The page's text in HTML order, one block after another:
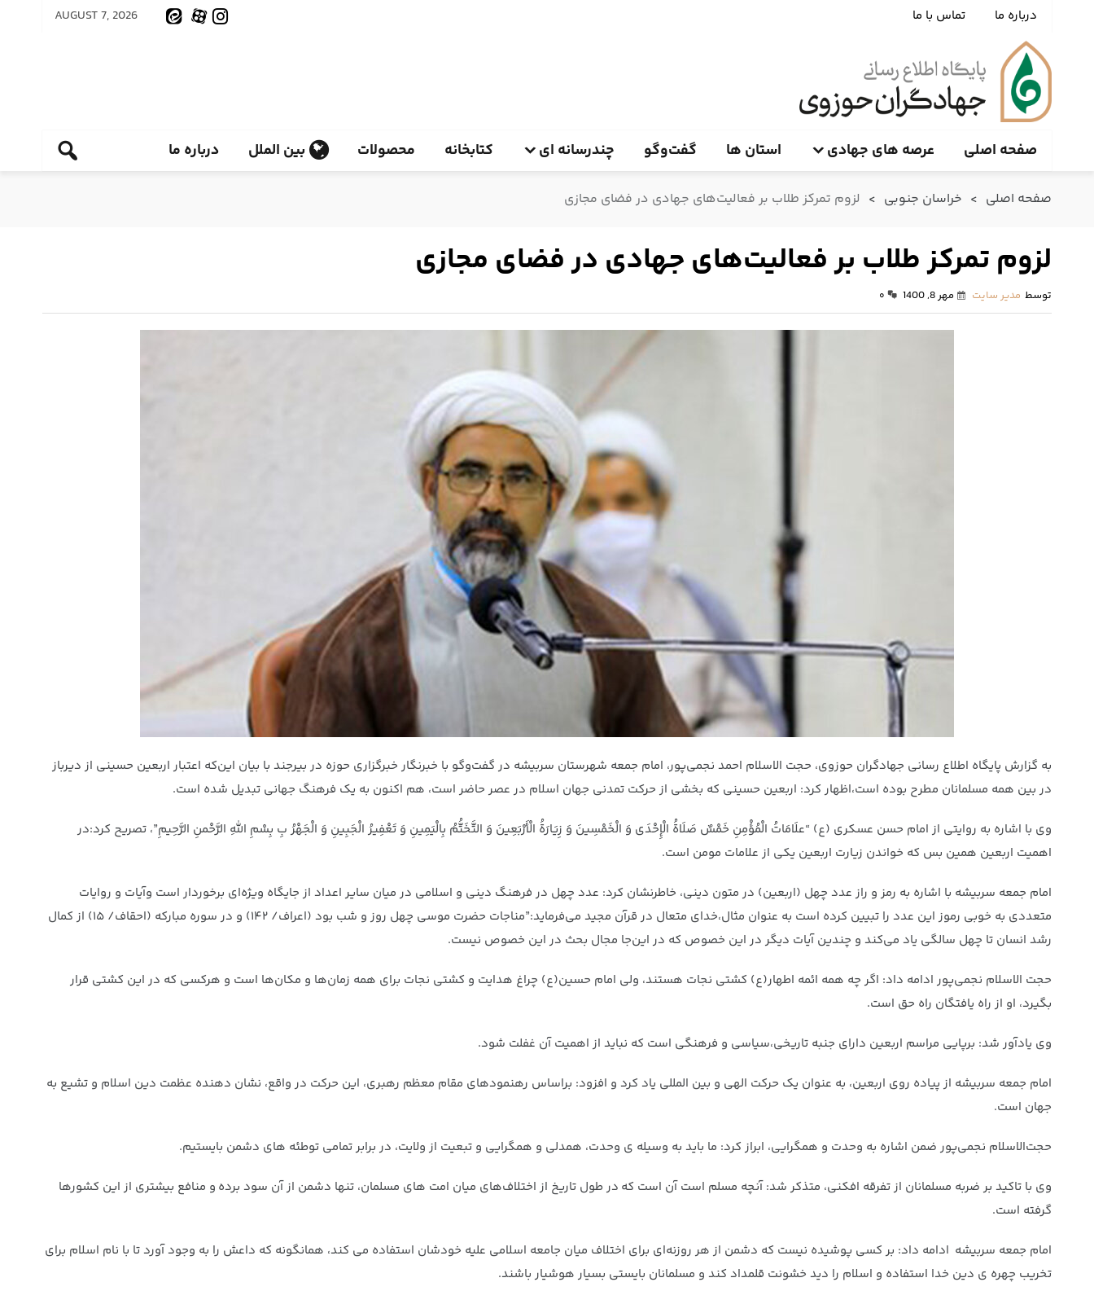
درباره ما تماس با ما AUGUST 7, 2026
صفحه اصلی عرصه های جهادی استان ها گفت‌وگو چندرسانه ای کتابخانه محصولات بین الملل درباره ما
صفحه اصلی > خراسان جنوبی > لزوم تمرکز طلاب بر فعالیت‌های جهادی در فضای مجازی
لزوم تمرکز طلاب بر فعالیت‌های جهادی در فضای مجازی
توسط مدیر سایت مهر 8, 1400 ۰
به گزارش پایگاه اطلاع رسانی جهادگران حوزوی، حجت الاسلام احمد نجمی‌پور، امام جمعه شهرستان سربیشه در گفت‌وگو با خبرنگار خبرگزاری حوزه در بیرجند با بیان این‌که اعتبار اربعین حسینی از دیرباز
در بین همه مسلمانان مطرح بوده است،اظهار کرد: اربعین حسینی که بخشی از حرکت تمدنی جهان اسلام در عصر حاضر است، هم اکنون به یک فرهنگ جهانی تبدیل شده است.
وی با اشاره به روایتی از امام حسن عسکری (ع) “علَامَاتُ الْمُؤْمِنِ خَمْسٌ صَلَاةُ الْإِحْدَی وَ الْخَمْسِینَ وَ زِیَارَةُ الْأَرْبَعِینَ وَ التَّخَتُّمُ بِالْیَمِینِ وَ تَعْفِیرُ الْجَبِینِ وَ الْجَهْرُ بِ بِسْمِ اللَّهِ الرَّحْمنِ الرَّحِیمِ”، تصریح کرد:در
اهمیت اربعین همین بس که خواندن زیارت اربعین یکی از علامات مومن است.
امام جمعه سربیشه با اشاره به رمز و راز عدد چهل (اربعین) در متون دینی، خاطرنشان کرد: عدد چهل در فرهنگ دینی و اسلامی در میان سایر اعداد از جایگاه ویژه‌ای برخوردار است وآیات و روایات
متعددی به خوبی رموز این عدد را تبیین کرده است به عنوان مثال،خدای متعال در قرآن مجید می‌فرماید:”مناجات حضرت موسی چهل روز و شب بود (اعراف/ ۱۴۲) و در سوره مبارکه (احقاف/ ۱۵) از کمال
رشد انسان تا چهل سالگی یاد می‌کند و چندین آیات دیگر در این خصوص که در این‌جا مجال بحث در این خصوص نیست.
حجت الاسلام نجمی‌پور ادامه داد: اگر چه همه ائمه اطهار(ع) کشتی نجات هستند، ولی امام حسین(ع) چراغ هدایت و کشتی نجات برای همه زمان‌ها و مکان‌ها است و هرکسی که در این کشتی قرار
بگیرد، او از راه یافتگان راه حق است.
وی یادآور شد: برپایی مراسم اربعین دارای جنبه تاریخی،سیاسی و فرهنگی است که نباید از اهمیت آن غفلت شود.
امام جمعه سربیشه از پیاده روی اربعین، به عنوان یک حرکت الهی و بین المللی یاد کرد و افزود: براساس رهنمودهای مقام معظم رهبری، این حرکت در واقع، نشان دهنده عظمت دین اسلام و تشیع به
جهان است.
حجت‌الاسلام نجمی‌پور ضمن اشاره به وحدت و همگرایی، ابراز کرد: ما باید به وسیله ی وحدت، همدلی و همگرایی و تبعیت از ولایت، در برابر تمامی توطئه های دشمن بایستیم.
وی با تاکید بر ضربه مسلمانان از تفرقه افکنی، متذکر شد: آنچه مسلم است آن است که در طول تاریخ از اختلاف‌های میان امت های مسلمان، تنها دشمن از آن سود برده و منافع بیشتری از این کشورها
گرفته است.
امام جمعه سربیشه ادامه داد: بر کسی پوشیده نیست که دشمن از هر روزنه‌ای برای اختلاف میان جامعه اسلامی علیه خودشان استفاده می کند، همانگونه که داعش را به وجود آورد تا با نام اسلام برای
تخریب چهره ی دین خدا استفاده و اسلام را دید خشونت قلمداد کند و مسلمانان بایستی بسیار هوشیار باشند.